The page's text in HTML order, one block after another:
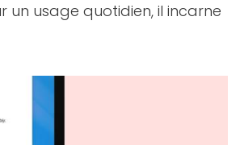
usage quotidien, il incarne